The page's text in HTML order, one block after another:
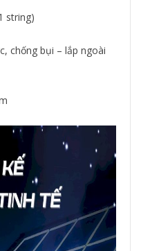
string)
chống bụi – lắp ngoài